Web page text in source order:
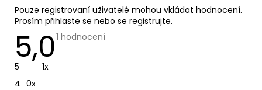
Pouze registrovaní uživatelé mohou vkládat hodnocení.
Prosím přihlaste se nebo se registrujte.
5,0Průměrné
1 hodnocení
5
1x
4 0x
p
i
s
h
o
d
n